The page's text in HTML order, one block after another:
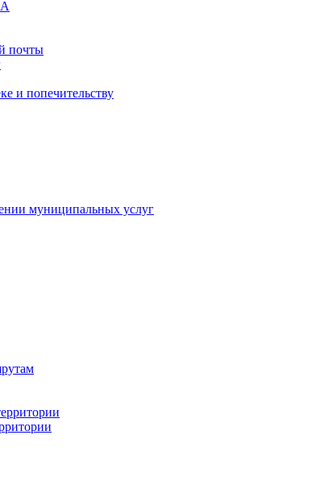
почты
и попечительству
муниципальных услуг